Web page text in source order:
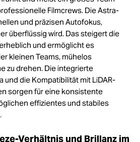
Filmcrews. Die Astra-
und präzisen Autofokus,
überflüssig wird. Das steigert die
und ermöglicht es
kleinen Teams, mühelos
zu drehen. Die integrierte
und die Kompatibilität mit LiDAR-
sorgen für eine konsistente
effizientes und stabiles
Verhältnis und Brillanz im